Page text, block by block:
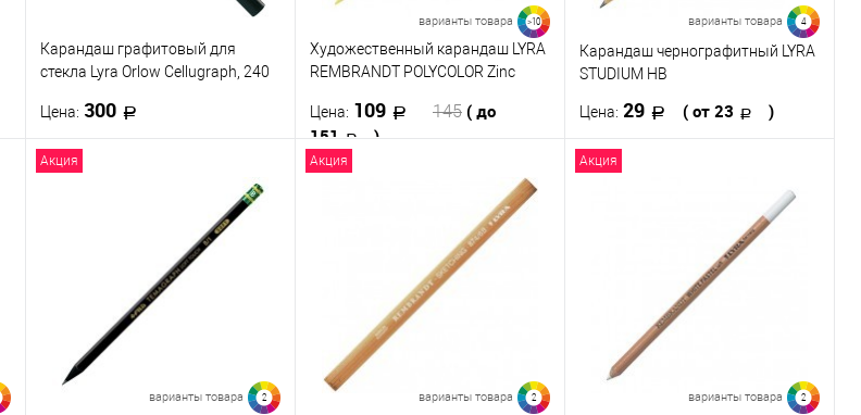
Карандаш графитовый для
стекла Lyra Orlow Cellugraph, 240
Цена: 300
К сравнению
варианты товара >10
Художественный карандаш LYRA
REMBRANDT POLYCOLOR Zinc
Цена: 109 145 ( до
151
)
К сравнению
В избранное
082 080
084
варианты товара 4
Карандаш чернографитный LYRA
STUDIUM HB
Цена: 29 ( от 23 )
К сравнению
2B
Акция
варианты товара 2
Акция
варианты товара 2
Акция
варианты товара 2